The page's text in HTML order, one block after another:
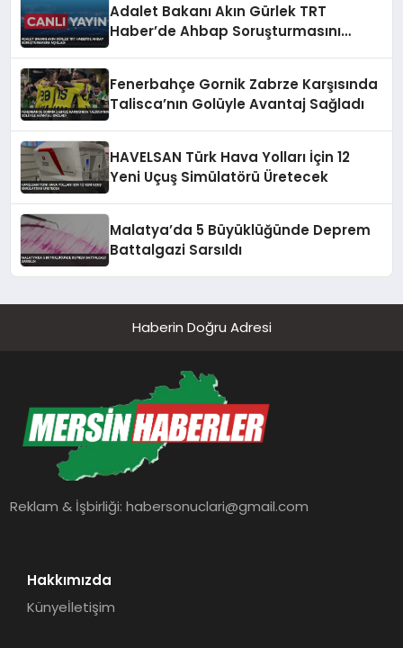
Adalet Bakanı Akın Gürlek TRT
Haber’de Ahbap Soruşturmasını
Fenerbahçe Gornik Zabrze Karşısında
Talisca’nın Golüyle Avantaj Sağladı
HAVELSAN Türk Hava Yolları İçin 12
Yeni Uçuş Simülatörü Üretecek
Malatya’da 5 Büyüklüğünde Deprem
Battalgazi Sarsıldı
Haberin Doğru Adresi
Reklam & İşbirliği:habersonuclari@gmail.com
Hakkımızda
Künyeİletişim